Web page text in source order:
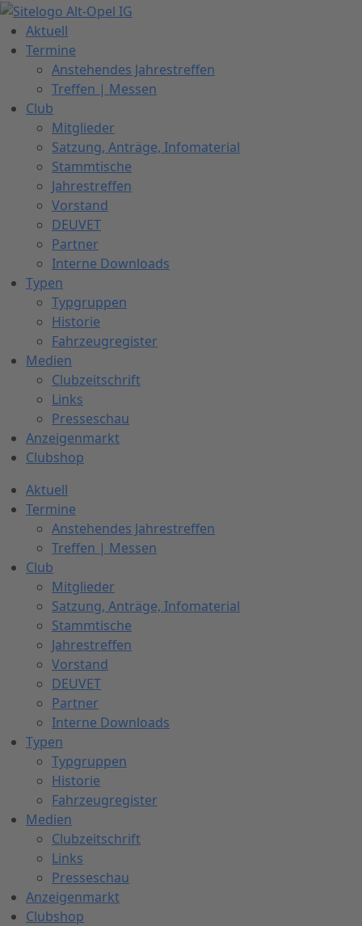
Zum
Inhalt
springen
Aktuell
Termine
Anstehendes Jahrestreffen
Treffen | Messen
Club
Mitglieder
Satzung, Anträge, Infomaterial
Stammtische
Jahrestreffen
Vorstand
DEUVET
Partner
Interne Downloads
Typen
Typgruppen
Historie
Fahrzeugregister
Medien
Clubzeitschrift
Links
Presseschau
Anzeigenmarkt
Clubshop
Aktuell
Termine
Anstehendes Jahrestreffen
Treffen | Messen
Club
Mitglieder
Satzung, Anträge, Infomaterial
Stammtische
Jahrestreffen
Vorstand
DEUVET
Partner
Interne Downloads
Typen
Typgruppen
Historie
Fahrzeugregister
Medien
Clubzeitschrift
Links
Presseschau
Anzeigenmarkt
Clubshop